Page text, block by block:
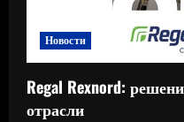
Новости
Regal Rexnord:
отрасли